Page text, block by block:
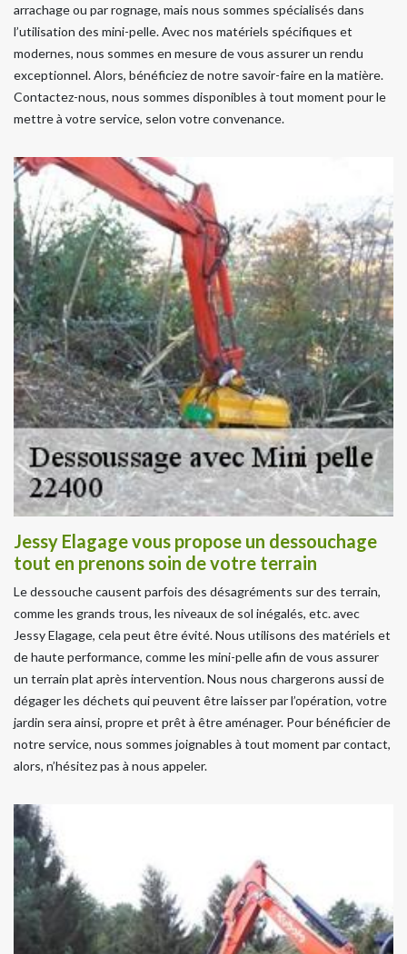
arrachage ou par rognage, mais nous sommes spécialisés dans
l’utilisation des mini-pelle. Avec nos matériels spécifiques et
modernes, nous sommes en mesure de vous assurer un rendu
exceptionnel. Alors, bénéficiez de notre savoir-faire en la matière.
Contactez-nous, nous sommes disponibles à tout moment pour le
mettre à votre service, selon votre convenance.
Jessy Elagage vous propose un dessouchage
tout en prenons soin de votre terrain
Le dessouche causent parfois des désagréments sur des terrain,
comme les grands trous, les niveaux de sol inégalés, etc. avec
Jessy Elagage, cela peut être évité. Nous utilisons des matériels et
de haute performance, comme les mini-pelle afin de vous assurer
un terrain plat après intervention. Nous nous chargerons aussi de
dégager les déchets qui peuvent être laisser par l’opération, votre
jardin sera ainsi, propre et prêt à être aménager. Pour bénéficier de
notre service, nous sommes joignables à tout moment par contact,
alors, n’hésitez pas à nous appeler.